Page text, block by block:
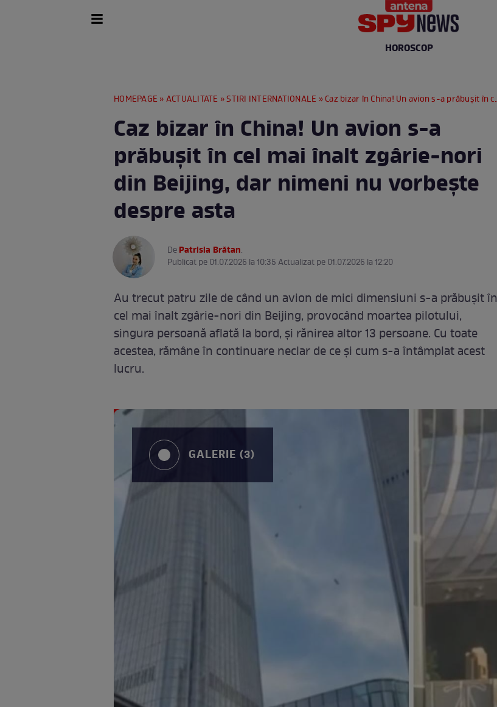
HOROSCOP
HOMEPAGE »ACTUALITATE »STIRI INTERNATIONALE » Caz bizar în China! Un avion s-a prăbușit în cel mai înalt zgârie-nori din Beijing, dar nimeni nu vorbește despre asta
Caz bizar în China! Un avion s-a
prăbușit în cel mai înalt zgârie-nori
din Beijing, dar nimeni nu vorbește
despre asta
DePatrisia Brătan.
Publicat pe 01.07.2026 la 10:35 Actualizat pe 01.07.2026 la 12:20
Au trecut patru zile de când un avion de mici dimensiuni s-a prăbușit în
cel mai înalt zgârie-nori din Beijing, provocând moartea pilotului,
singura persoană aflată la bord, și rănirea altor 13 persoane. Cu toate
acestea, rămâne în continuare neclar de ce și cum s-a întâmplat acest
lucru.
GALERIE (3)